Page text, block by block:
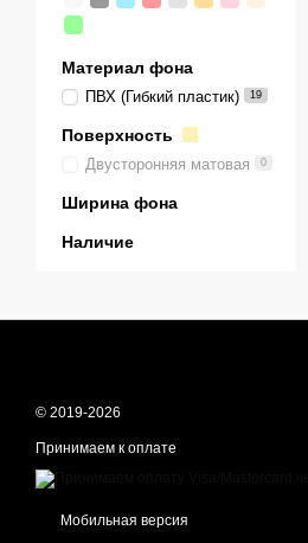
Материал фона
ПВХ (Гибкий пластик) 19
Поверхность
Двусторонняя матовая 0
Ширина фона
Наличие
© 2019-2026
Принимаем к оплате
Мобильная версия